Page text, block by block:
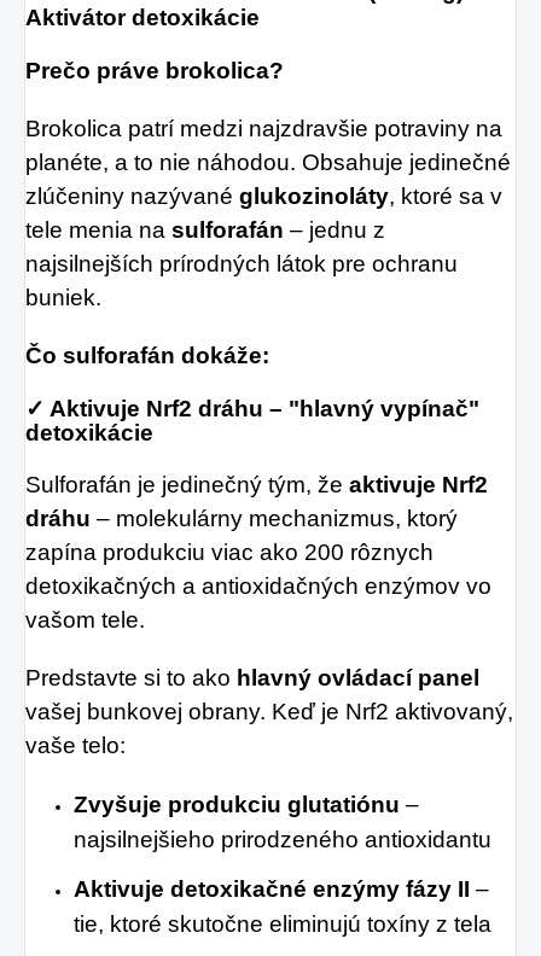
Aktivátor detoxikácie
Prečo práve brokolica?
Brokolica patrí medzi najzdravšie potraviny na
planéte, a to nie náhodou. Obsahuje jedinečné
zlúčeniny nazývané glukozinoláty, ktoré sa v
tele menia na sulforafán – jednu z
najsilnejších prírodných látok pre ochranu
buniek.
Čo sulforafán dokáže:
✓ Aktivuje Nrf2 dráhu – "hlavný vypínač"
detoxikácie
Sulforafán je jedinečný tým, že aktivuje Nrf2
dráhu – molekulárny mechanizmus, ktorý
zapína produkciu viac ako 200 rôznych
detoxikačných a antioxidačných enzýmov vo
vašom tele.
Predstavte si to ako hlavný ovládací panel
vašej bunkovej obrany. Keď je Nrf2 aktivovaný,
vaše telo:
Zvyšuje produkciu glutatiónu –
najsilnejšieho prirodzeného antioxidantu
Aktivuje detoxikačné enzýmy fázy II –
tie, ktoré skutočne eliminujú toxíny z tela